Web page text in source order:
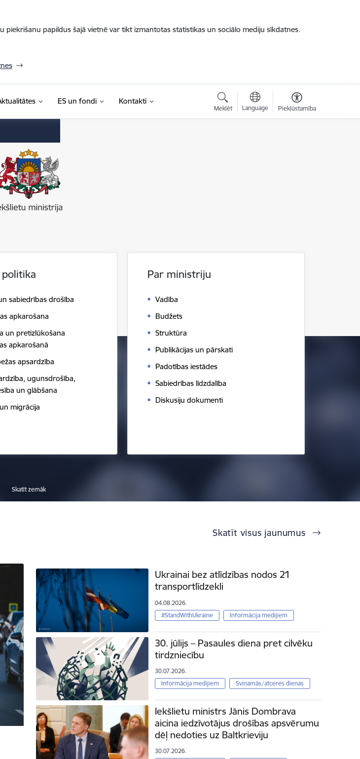
papildus šajā vietnē var tikt izmantotas statistikas un sociālo mediju sīkdatnes.
ES un fondi Kontakti
Meklēt Language Piekļūstamība
sabiedrības drošība
apkarošana
un pretizlūkošana
apkarošanā
apsardzība
ugunsdrošība,
un glābšana
migrācija
Par ministriju
Vadība
Budžets
Struktūra
Publikācijas un pārskati
Padotības iestādes
Sabiedrības līdzdalība
Diskusiju dokumenti
Skatīt zemāk
Skatīt visus jaunumus
Ukrainai bez atlīdzības nodos 21
transportlīdzekli
04.08.2026.
#StandWithUkraine
Informācija medijiem
30. jūlijs – Pasaules diena pret cilvēku
tirdzniecību
30.07.2026.
Informācija medijiem
Svinamās/atceres dienas
Iekšlietu ministrs Jānis Dombrava
aicina iedzīvotājus drošības apsvērumu
dēļ nedoties uz Baltkrieviju
30.07.2026.